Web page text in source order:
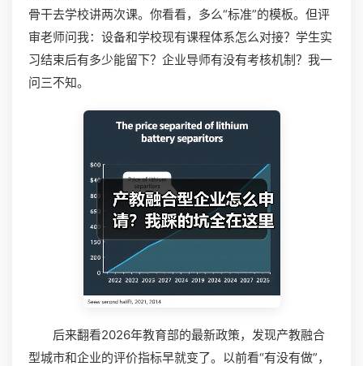
骨干去学校讲两次课。你看看，多么“标准”的模板。但评
审老师问我：设备和学校现有课程体系怎么对接？学生实
习结束后有多少能留下？企业导师有没有考核机制？我一
问三不知。
后来翻看2026年教育部的最新政策，发现产教融合
型城市和企业的评价指标早就变了。以前看“有没有做”，